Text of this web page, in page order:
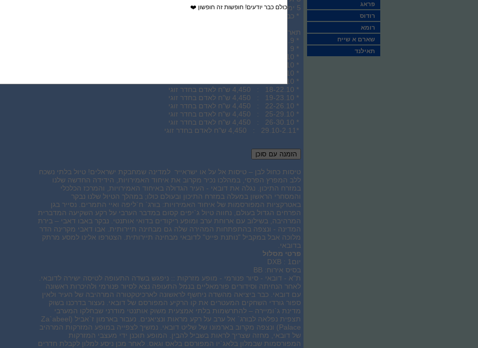
5 ימים, לינה וארוחת בוקר
* כבודה מלאה
תאריכים :
* 18-22.9 : 4,450 ש"ח לאדם בחדר זוגי
* 18-22.9 : 4,450 ש"ח לאדם בחדר זוגי
* 11-15.10 : 4,450 ש"ח לאדם בחדר זוגי
* 11-15.10 : 4,450 ש"ח לאדם בחדר זוגי
* 12-16.10 : 4,450 ש"ח לאדם בחדר זוגי
* 15-19.10 : 4,450 ש"ח לאדם בחדר זוגי
* 18-22.10 : 4,450 ש"ח לאדם בחדר זוגי
* 19-23.10 : 4,450 ש"ח לאדם בחדר זוגי
* 22-26.10 : 4,450 ש"ח לאדם בחדר זוגי
* 25-29.10 : 4,450 ש"ח לאדם בחדר זוגי
* 26-30.10 : 4,450 ש"ח לאדם בחדר זוגי
*29.10-2.11 : 4,450 ש"ח לאדם בחדר זוגי
טיסות כחול לבן – טיסות אל על או ישראייר למדינה שמחבקת ישראלים! טיול בלתי נשכח
ללב המפרץ הפרסי, במהלכו נכיר מקרוב את איחוד האמירויות, הידידה החדשה שלנו
במזרח התיכון. נגלה את דובאי - העיר הגדולה באיחוד האמירויות, והמרכז הכלכלי
והמסחרי הראשון במעלה במזרח התיכון ובעולם כולו; במהלך הטיול שלנו נבקר
באטרקציות המפורסמות של איחוד האמירויות: בורג` ח`ליפה ואיי התמרים. נסייר בגן
הפרחים הגדול בעולם, נחווה טיול ג`יפים קסום במדבר הערבי על רקע השקיעה המדברית
המרהיבה, בשילוב עם ארוחת ערב ומופע ריקודים בדואי אותנטי. נבקר באבו דאבי – בירת
המדינה - ונצפה בהתפתחות המהירה שלה גם מבחינה תיירותית. אבו דאבי מקרינה הדר
מלוכה אבל במקביל "נותנת פייט" לדובאי מבחינה תיירותית. הצטרפו אלינו למסע מרתק
בדובאי.
פרטי מסלול
יום1 : DXB
בסיס אירוח: BB
ת"א - דובאי - סיור פנורמי - מופע מזרקות :: ניפגש בשדה התעופה לטיסה ישירה לדובאי.
לאחר הנחיתה וסידורים פורמאליים בנמל התעופה נצא לסיור פנורמי ולהיכרות ראשונה
עם דובאי. כבר ביציאה מהשדה ניחשף לראשונה לארכיטקטורה המרהיבה של העיר ולאין
ספור גורדי השחקים המעטרים את קו הרקיע המפורסם של דובאי. נעצור בדרכנו בשוק
מדינת ג`ומיירה – להתרשמות בלתי אמצעית משוק אותנטי מודרני שבחלקו המערבי
תצפית נפלאה לבורג` אל ערב על רקע מראות ונציאנים. נעבור בארמון ז`אביל (Za`abeel
Palace) ונצפה מקרוב בארמונו של שליט דובאי. נמשיך לצפייה במופע המזרקות המרהיב
של דובאי, מחזה שצריך לראות בשביל להבין. המופע תוכנן ידי מעצבי המזרקות
המפורסמות שבמלון בלאג`יו המפורסם בלאס וגאס. לאחר מכן ניסע למלון לקבלת חדרים
פראג
רודוס
רומא
שארם א שייח
תאילנד
כולם כבר יודעים! חופשות זה חופשון ❤️